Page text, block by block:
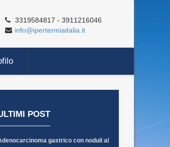
3319584817 - 3911216046
info@ipertermiaitalia.it
POST
gastrico con noduli al